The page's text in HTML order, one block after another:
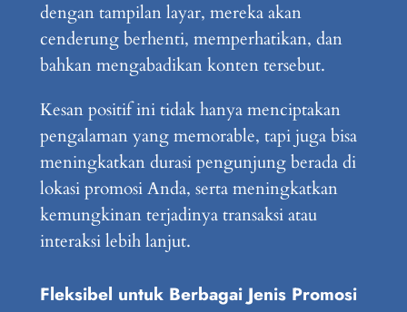
dengan tampilan layar, mereka akan
cenderung berhenti, memperhatikan, dan
bahkan mengabadikan konten tersebut.
Kesan positif ini tidak hanya menciptakan
pengalaman yang memorable, tapi juga bisa
meningkatkan durasi pengunjung berada di
lokasi promosi Anda, serta meningkatkan
kemungkinan terjadinya transaksi atau
interaksi lebih lanjut.
Fleksibel untuk Berbagai Jenis Promosi